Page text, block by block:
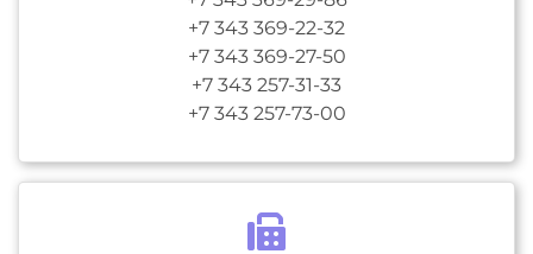
+7 343 369-22-32
+7 343 369-27-50
+7 343 257-31-33
+7 343 257-73-00